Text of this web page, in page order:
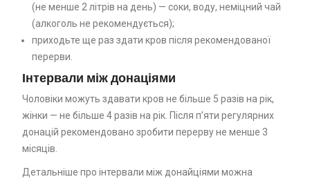
(не менше 2 літрів на день) — соки, воду, неміцний чай
(алкоголь не рекомендується);
приходьте ще раз здати кров після рекомендованої
перерви.
Інтервали між донаціями
Чоловіки можуть здавати кров не більше 5 разів на рік,
жінки — не більше 4 разів на рік. Після п’яти регулярних
донацій рекомендовано зробити перерву не менше 3
місяців.
Детальніше про інтервали між донайціями можна